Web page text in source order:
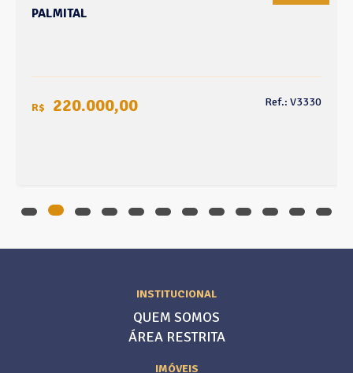
PALMITAL
R$ 220.000,00 Ref.: V3330
INSTITUCIONAL
QUEM SOMOS
ÁREA RESTRITA
IMÓVEIS